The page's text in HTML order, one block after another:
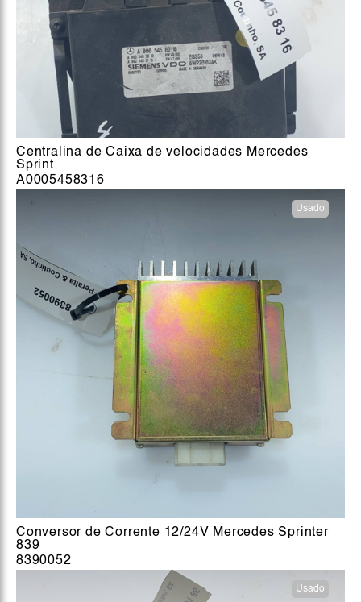
Centralina de Caixa de velocidades Mercedes
Sprint
A0005458316
Usado
Conversor de Corrente 12/24V Mercedes Sprinter
839
8390052
Usado